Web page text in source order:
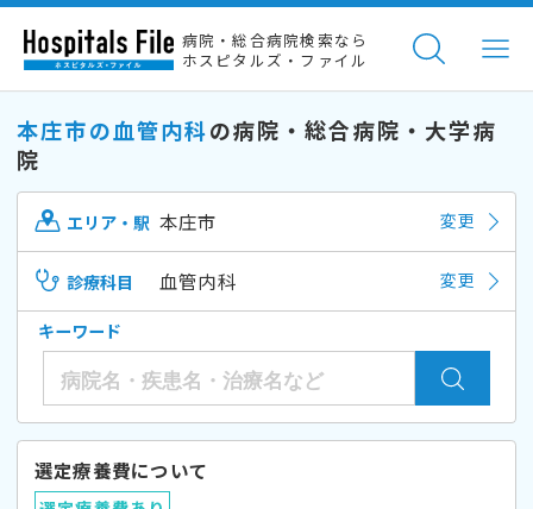
病院・総合病院検索なら
ホスピタルズ・ファイル
本庄市の血管内科の病院・総合病院・大学病
院
エリア・駅 本庄市 変更
診療科目 血管内科 変更
キーワード
選定療養費について